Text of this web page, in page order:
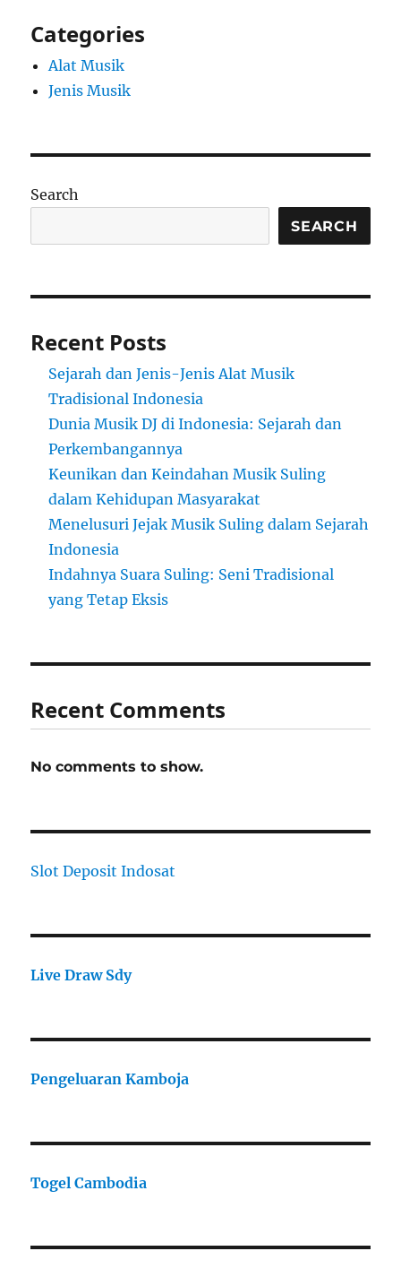
Categories
Alat Musik
Jenis Musik
Search
SEARCH
Recent Posts
Sejarah dan Jenis-Jenis Alat Musik
Tradisional Indonesia
Dunia Musik DJ di Indonesia: Sejarah dan
Perkembangannya
Keunikan dan Keindahan Musik Suling
dalam Kehidupan Masyarakat
Menelusuri Jejak Musik Suling dalam Sejarah
Indonesia
Indahnya Suara Suling: Seni Tradisional
yang Tetap Eksis
Recent Comments
No comments to show.
Slot Deposit Indosat
Live Draw Sdy
Pengeluaran Kamboja
Togel Cambodia